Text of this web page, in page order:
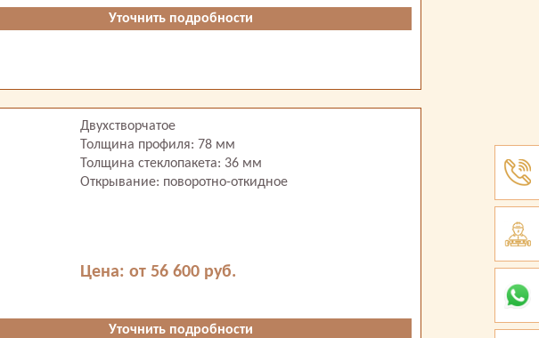
Уточнить подробности
Двухстворчатое
Толщина профиля: 78 мм
Толщина стеклопакета: 36 мм
Открывание: поворотно-откидное
Цена: от 56 600 руб.
Уточнить подробности